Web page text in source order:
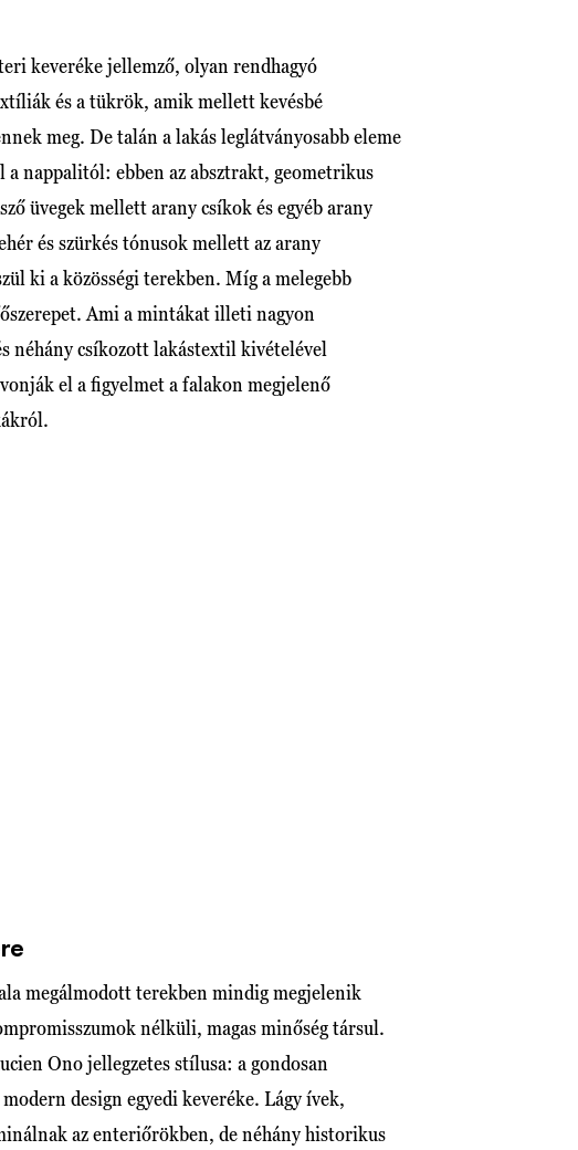
keveréke jellemző, olyan rendhagyó
és a tükrök, amik mellett kevésbé
meg. De talán a lakás leglátványosabb eleme
a nappalitól: ebben az absztrakt, geometrikus
üvegek mellett arany csíkok és egyéb arany
és szürkés tónusok mellett az arany
ki a közösségi terekben. Míg a melegebb
Ami a mintákat illeti nagyon
néhány csíkozott lakástextil kivételével
el a figyelmet a falakon megjelenő
megálmodott terekben mindig megjelenik
nélküli, magas minőség társul.
Ono jellegzetes stílusa: a gondosan
design egyedi keveréke. Lágy ívek,
az enteriőrökben, de néhány historikus